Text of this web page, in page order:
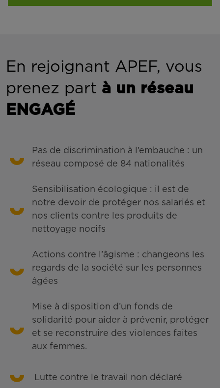
En rejoignant APEF, vous
prenez part à un réseau
ENGAGÉ
Pas de discrimination à l’embauche : un
réseau composé de 84 nationalités
Sensibilisation écologique : il est de
notre devoir de protéger nos salariés et
nos clients contre les produits de
nettoyage nocifs
Actions contre l’âgisme : changeons les
regards de la société sur les personnes
âgées
Mise à disposition d’un fonds de
solidarité pour aider à prévenir, protéger
et se reconstruire des violences faites
aux femmes.
Lutte contre le travail non déclaré